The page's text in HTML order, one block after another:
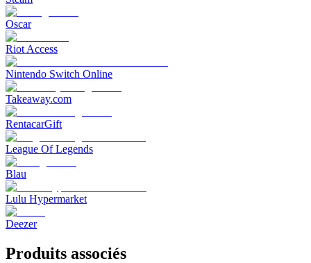
Oscar
Riot Access
Nintendo Switch Online
Takeaway.com
RentacarGift
League Of Legends
Blau
Lulu Hypermarket
Deezer
Produits associés